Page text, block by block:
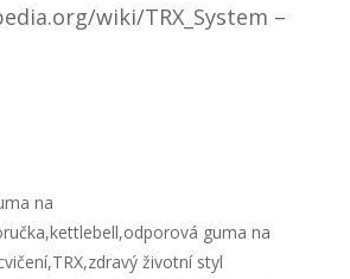
wiki/TRX_System –
na
,kettlebell,odporová guma na
,TRX,zdravý životní styl